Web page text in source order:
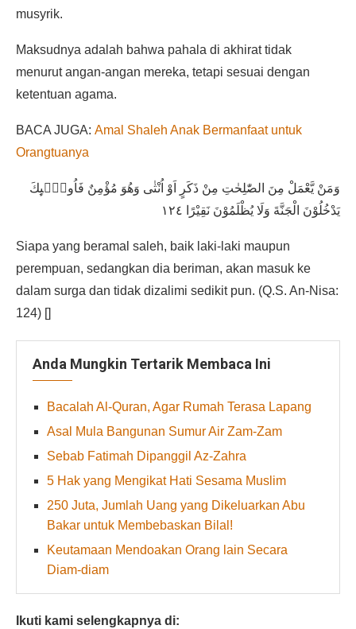
musyrik.
Maksudnya adalah bahwa pahala di akhirat tidak
menurut angan-angan mereka, tetapi sesuai dengan
ketentuan agama.
BACA JUGA: Amal Shaleh Anak Bermanfaat untuk
Orangtuanya
وَمَنْ يَّعْمَلْ مِنَ الصّٰلِحٰتِ مِنْ ذَكَرٍ اَوْ اُنْثٰى وَهُوَ مُؤْمِنٌ فَاُولٰۤىِٕكَ
يَدْخُلُوْنَ الْجَنَّةَ وَلَا يُظْلَمُوْنَ نَقِيْرًا ١٢٤
Siapa yang beramal saleh, baik laki-laki maupun
perempuan, sedangkan dia beriman, akan masuk ke
dalam surga dan tidak dizalimi sedikit pun. (Q.S. An-Nisa:
124) []
Anda Mungkin Tertarik Membaca Ini
Bacalah Al-Quran, Agar Rumah Terasa Lapang
Asal Mula Bangunan Sumur Air Zam-Zam
Sebab Fatimah Dipanggil Az-Zahra
5 Hak yang Mengikat Hati Sesama Muslim
250 Juta, Jumlah Uang yang Dikeluarkan Abu
Bakar untuk Membebaskan Bilal!
Keutamaan Mendoakan Orang lain Secara
Diam-diam
Ikuti kami selengkapnya di: